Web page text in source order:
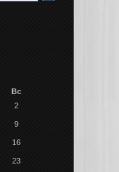
Вс
2
9
16
23